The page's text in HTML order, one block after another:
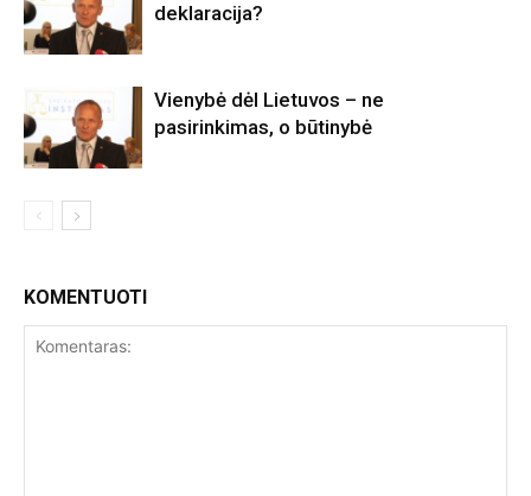
deklaracija?
Vienybė dėl Lietuvos – ne
pasirinkimas, o būtinybė
KOMENTUOTI